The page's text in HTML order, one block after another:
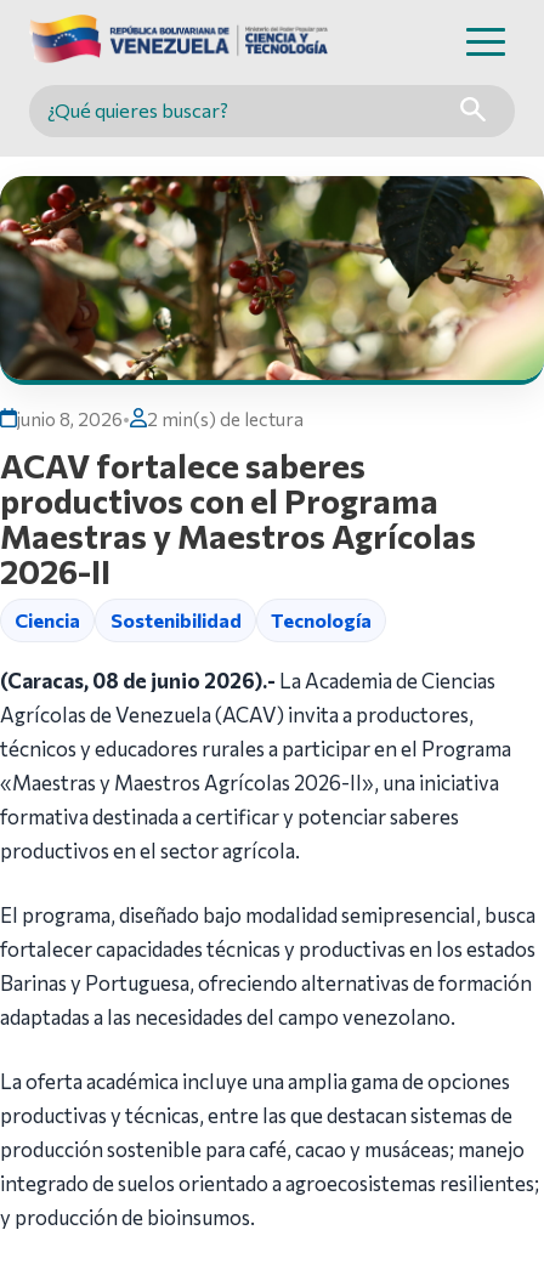
Buscar en MINCYT
junio 8, 2026• 2 min(s) de lectura
ACAV fortalece saberes
productivos con el Programa
Maestras y Maestros Agrícolas
2026-II
Ciencia Sostenibilidad Tecnología
(Caracas, 08 de junio 2026).- La Academia de Ciencias
Agrícolas de Venezuela (ACAV) invita a productores,
técnicos y educadores rurales a participar en el Programa
«Maestras y Maestros Agrícolas 2026-II», una iniciativa
formativa destinada a certificar y potenciar saberes
productivos en el sector agrícola.
El programa, diseñado bajo modalidad semipresencial, busca
fortalecer capacidades técnicas y productivas en los estados
Barinas y Portuguesa, ofreciendo alternativas de formación
adaptadas a las necesidades del campo venezolano.
La oferta académica incluye una amplia gama de opciones
productivas y técnicas, entre las que destacan sistemas de
producción sostenible para café, cacao y musáceas; manejo
integrado de suelos orientado a agroecosistemas resilientes;
y producción de bioinsumos.